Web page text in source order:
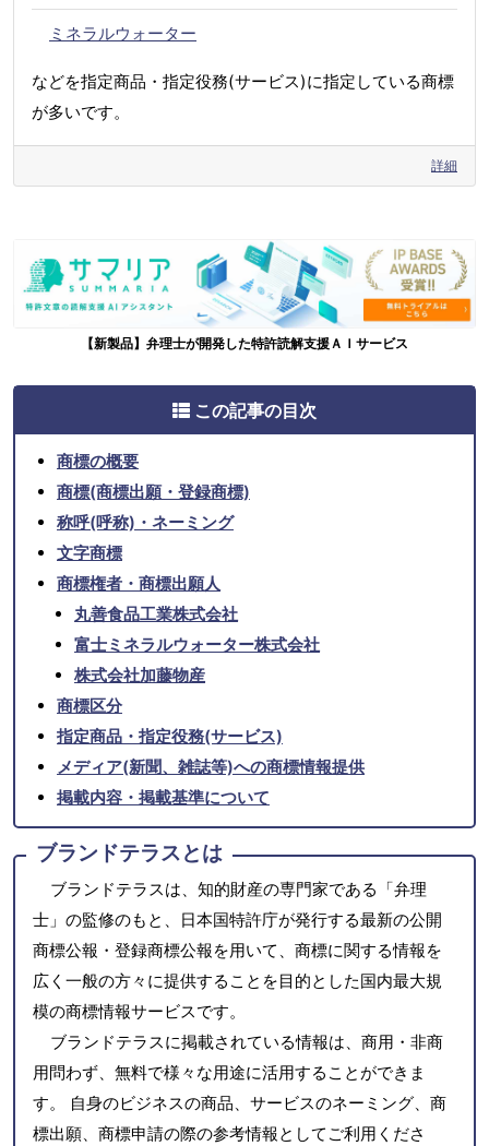
ミネラルウォーター
などを指定商品・指定役務(サービス)に指定している商標
が多いです。
詳細
【新製品】弁理士が開発した特許読解支援ＡＩサービス
この記事の目次
商標の概要
商標(商標出願・登録商標)
称呼(呼称)・ネーミング
文字商標
商標権者・商標出願人
丸善食品工業株式会社
富士ミネラルウォーター株式会社
株式会社加藤物産
商標区分
指定商品・指定役務(サービス)
メディア(新聞、雑誌等)への商標情報提供
掲載内容・掲載基準について
ブランドテラスとは
ブランドテラスは、知的財産の専門家である「弁理
士」の監修のもと、日本国特許庁が発行する最新の公開
商標公報・登録商標公報を用いて、商標に関する情報を
広く一般の方々に提供することを目的とした国内最大規
模の商標情報サービスです。
ブランドテラスに掲載されている情報は、商用・非商
用問わず、無料で様々な用途に活用することができま
す。 自身のビジネスの商品、サービスのネーミング、商
標出願、商標申請の際の参考情報としてご利用くださ